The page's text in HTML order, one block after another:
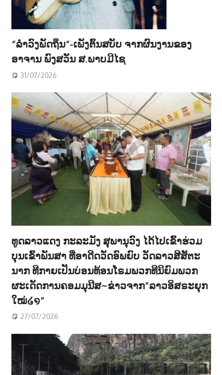
“ລຳວົງພັດຖິ່ນ“-ເພັງຕົ້ນສບັບ ຈາກຜົນງານຂອງ
ອາຈານ ພົງສວັນ ສ.ພາບມີໄຊ
31/07/2026
ທູດລາວແດງ ກະລະມັງ ສຸພານຸວົງ ໄດ້ໄປເຂົ້າຮ່ວມ
ບຸນເຂົ້າພັນສາ ທີ່ອາດີດວັດອົພຍົບ ວັດລາວສີສັຕະ
ນາກ ທີກາຍເປັນບ່ອນທ້ອນໂຣມພວກທີນິຍົມພວກ
ຜະເດັດການຄອມມຸນີສ~ຂ່າວຈາກ”ລາວອິສຣະຍຸກ
ໃໝ່໒໑”
27/07/2026